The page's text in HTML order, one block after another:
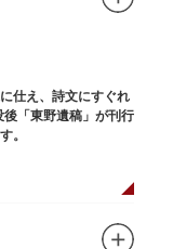
仕え、詩文にすぐれ
「東野遺稿」が刊行
。